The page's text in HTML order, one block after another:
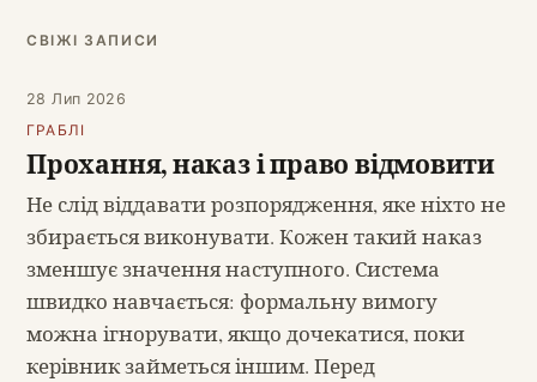
СВІЖІ ЗАПИСИ
28 Лип 2026
ГРАБЛІ
Прохання, наказ і право відмовити
Не слід віддавати розпорядження, яке ніхто не
збирається виконувати. Кожен такий наказ
зменшує значення наступного. Система
швидко навчається: формальну вимогу
можна ігнорувати, якщо дочекатися, поки
керівник займеться іншим. Перед